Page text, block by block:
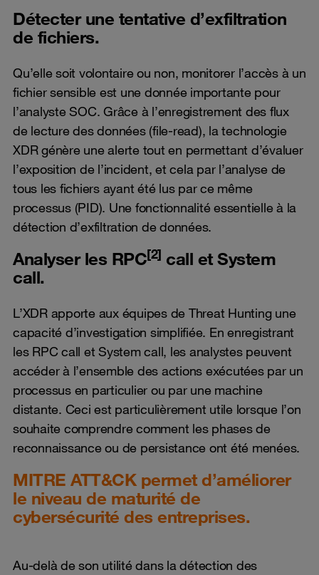
Détecter une tentative d’exfiltration
de fichiers.
Qu’elle soit volontaire ou non, monitorer l’accès à un
fichier sensible est une donnée importante pour
l’analyste SOC. Grâce à l’enregistrement des flux
de lecture des données (file-read), la technologie
XDR génère une alerte tout en permettant d’évaluer
l’exposition de l’incident, et cela par l’analyse de
tous les fichiers ayant été lus par ce même
processus (PID). Une fonctionnalité essentielle à la
détection d’exfiltration de données.
Analyser les RPC[2] call et System
call.
L’XDR apporte aux équipes de Threat Hunting une
capacité d’investigation simplifiée. En enregistrant
les RPC call et System call, les analystes peuvent
accéder à l’ensemble des actions exécutées par un
processus en particulier ou par une machine
distante. Ceci est particulièrement utile lorsque l’on
souhaite comprendre comment les phases de
reconnaissance ou de persistance ont été menées.
MITRE ATT&CK permet d’améliorer
le niveau de maturité de
cybersécurité des entreprises.
Au-delà de son utilité dans la détection des